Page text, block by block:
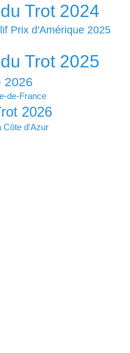
du Trot 2024
Prix d'Amérique 2025
du Trot 2025
2026
de-France
2026
Côte d'Azur